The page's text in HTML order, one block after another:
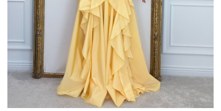
Pantaloni
Blanuri
Paltoane